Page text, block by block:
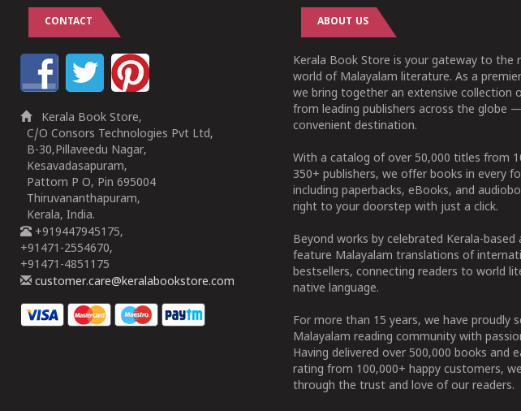
CONTACT
Kerala Book Store,
C/O Consors Technologies Pvt Ltd,
B-30,Pillaveedu Nagar,
Kesavadasapuram,
Pattom P O, Pin 695004
Thiruvananthapuram,
Kerala, India.
+919447945175,
+91471-2554670,
+91471-4851175
customer.care@keralabookstore.com
ABOUT US
Kerala Book Store is your gateway to the
world of Malayalam literature. As a
we bring together an extensive collection
from leading publishers across the globe
convenient destination.
With a catalog of over 50,000 titles from
350+ publishers, we offer books in every
including paperbacks, eBooks, and
right to your doorstep with just a click.
Beyond works by celebrated Kerala-based
feature Malayalam translations of
bestsellers, connecting readers to world
native language.
For more than 15 years, we have proudly
Malayalam reading community with
Having delivered over 500,000 books and
rating from 100,000+ happy customers,
through the trust and love of our readers.